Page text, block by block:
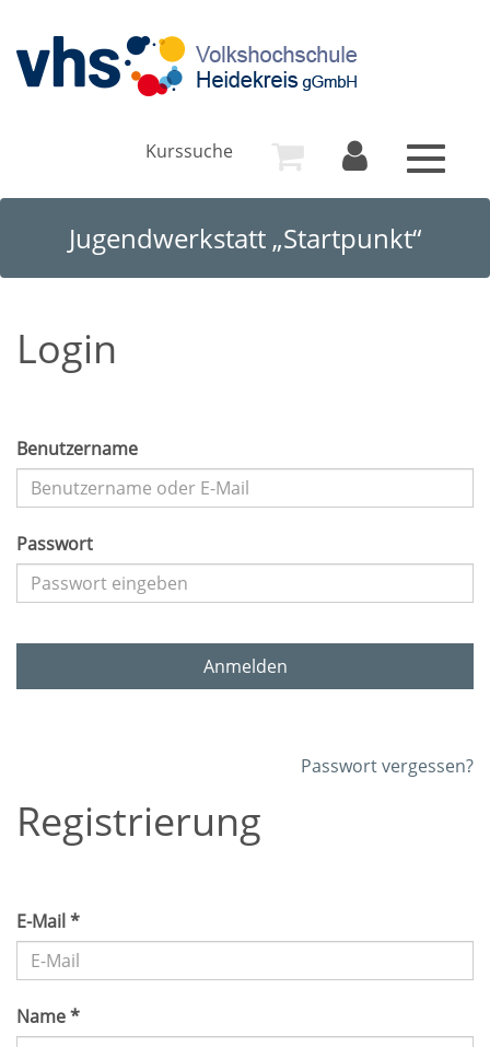
Kurssuche
Toggle
Jugendwerkstatt „Startpunkt“
Login
Benutzername
Passwort
Anmelden
Passwort vergessen?
Registrierung
E-Mail *
Name *